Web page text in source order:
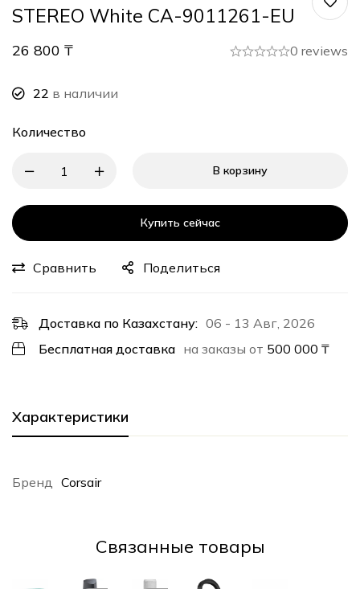
STEREO White CA-9011261-EU
26 800 ₸ 0 reviews
22 в наличии
Количество
В корзину
Купить сейчас
Сравнить Поделиться
Доставка по Казахстану: 06 - 13 Авг, 2026
Бесплатная доставка на заказы от 500 000 ₸
Характеристики
Бренд Corsair
Cвязанные товары